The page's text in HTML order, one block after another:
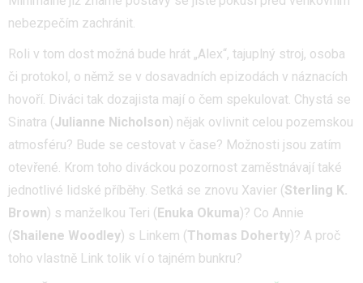
nebezpečím zachránit.
Roli v tom dost možná bude hrát „Alex“, tajuplný stroj, osoba
či protokol, o němž se v dosavadních epizodách v náznacích
hovoří. Diváci tak dozajista mají o čem spekulovat. Chystá se
Sinatra (Julianne Nicholson) nějak ovlivnit celou pozemskou
atmosféru? Bude se cestovat v čase? Možnosti jsou zatím
otevřené. Krom toho diváckou pozornost zaměstnávají také
jednotlivé lidské příběhy. Setká se znovu Xavier (Sterling K.
Brown) s manželkou Teri ( Enuka Okuma)? Co Annie
(Shailene Woodley) s Linkem (Thomas Doherty)? A proč
toho vlastně Link tolik ví o tajném bunkru?